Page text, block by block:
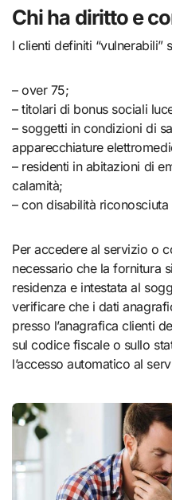
Chi ha diritto e
I clienti definiti “vulnerabili”
– over 75;
– titolari di bonus sociali
– soggetti in condizioni di
apparecchiature
– residenti in abitazioni di
calamità;
– con disabilità
Per accedere al servizio o
necessario che la fornitura
residenza e intestata al
verificare che i dati
presso l’anagrafica clienti
sul codice fiscale o sullo
l’accesso automatico al